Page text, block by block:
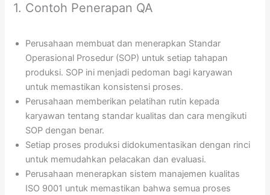
1. Contoh Penerapan QA
Perusahaan membuat dan menerapkan Standar
Operasional Prosedur (SOP) untuk setiap tahapan
produksi. SOP ini menjadi pedoman bagi karyawan
untuk memastikan konsistensi proses.
Perusahaan memberikan pelatihan rutin kepada
karyawan tentang standar kualitas dan cara mengikuti
SOP dengan benar.
Setiap proses produksi didokumentasikan dengan rinci
untuk memudahkan pelacakan dan evaluasi.
Perusahaan menerapkan sistem manajemen kualitas
ISO 9001 untuk memastikan bahwa semua proses